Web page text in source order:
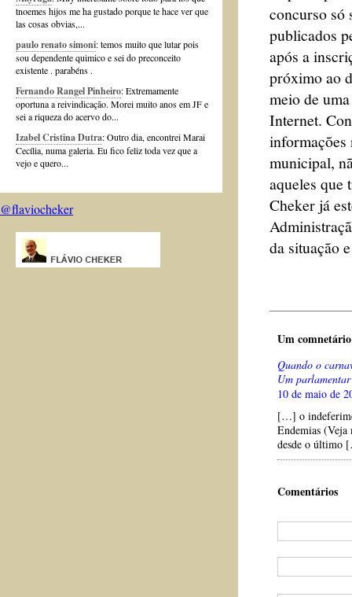
tnoemes hijos me ha gustado porque te hace ver que
las cosas obvias,...
paulo renato simoni: temos muito que lutar pois
sou dependente quimico e sei do preconceito
existente . parabéns .
Fernando Rangel Pinheiro: Extremamente
oportuna a reivindicação. Morei muito anos em JF e
sei a riqueza do acervo do...
Izabel Cristina Dutra: Outro dia, encontrei Marai
Cecília, numa galeria. Eu fico feliz toda vez que a
vejo e quero...
@flaviocheker
concurso só
publicados
após a
próximo ao
meio de
Internet.
informações
municipal,
aqueles que
Cheker já
da situação
Um
Quando o
Um
10 de maio de
[…] o
Endemias (Veja
desde o último
Comentários